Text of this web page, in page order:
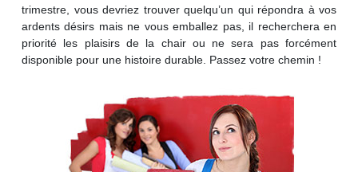
trimestre, vous devriez trouver quelqu’un qui répondra à vos
ardents désirs mais ne vous emballez pas, il recherchera en
priorité les plaisirs de la chair ou ne sera pas forcément
disponible pour une histoire durable. Passez votre chemin !